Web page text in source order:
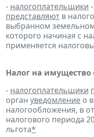
- налогоплательщики
представляют в
выбранном
которого начиная с
применяется
Налог на
- налогоплательщики
орган уведомление о
налогообложения, в
налогового периода
льгота*